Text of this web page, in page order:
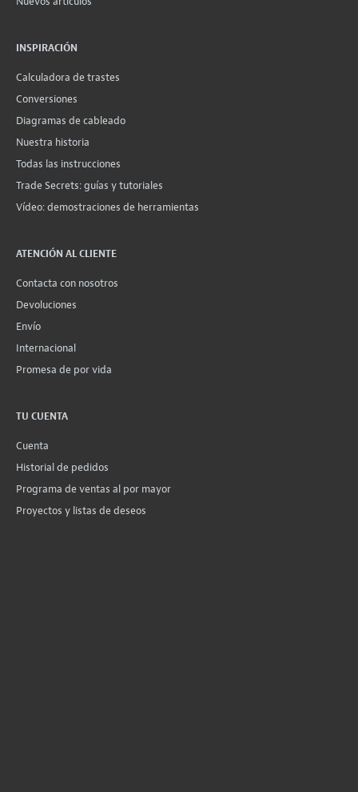
INSPIRACIÓN
Calculadora de trastes
Conversiones
Diagramas de cableado
Nuestra historia
Todas las instrucciones
Trade Secrets: guías y tutoriales
Vídeo: demostraciones de herramientas
ATENCIÓN AL CLIENTE
Contacta con nosotros
Devoluciones
Envío
Internacional
Promesa de por vida
TU CUENTA
Cuenta
Historial de pedidos
Programa de ventas al por mayor
Proyectos y listas de deseos